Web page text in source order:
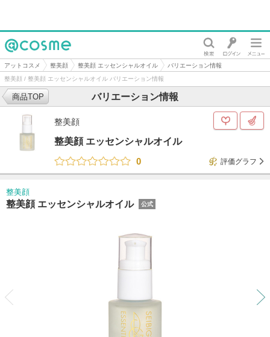
@cosme
アットコスメ 整美顔 整美顔 エッセンシャルオイル
バリエーション情報
整美顔 / 整美顔 エッセンシャルオイル バリエーション情報
バリエーション情報
商品TOP
整美顔
整美顔 エッセンシャルオイル
0
評価グラフ
整美顔
整美顔 エッセンシャルオイル 公式